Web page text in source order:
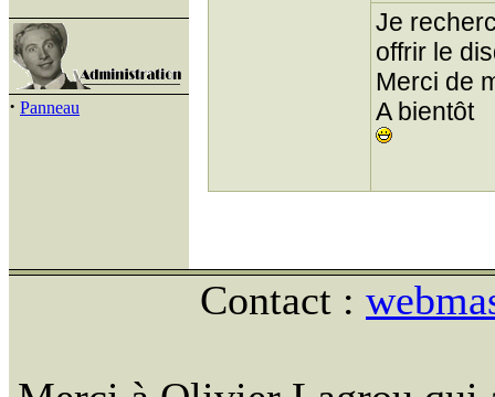
· Panneau
Je
offrir le
Merci de
A bientôt
Contact :